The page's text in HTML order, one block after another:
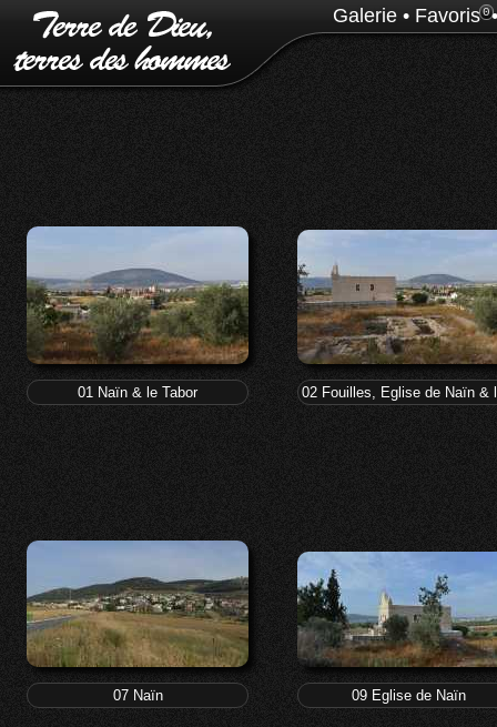
Galerie • Favoris0
01 Naïn & le Tabor 02 Fouilles, Eglise de Naïn &
07 Naïn 09 Eglise de Naïn